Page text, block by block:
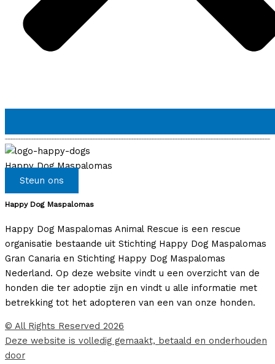
Happy Dog Maspalomas
Steun ons
Happy Dog Maspalomas
Happy Dog Maspalomas Animal Rescue is een rescue
organisatie bestaande uit Stichting Happy Dog Maspalomas
Gran Canaria en Stichting Happy Dog Maspalomas
Nederland. Op deze website vindt u een overzicht van de
honden die ter adoptie zijn en vindt u alle informatie met
betrekking tot het adopteren van een van onze honden.
© All Rights Reserved 2026
Deze website is volledig gemaakt, betaald en onderhouden
door